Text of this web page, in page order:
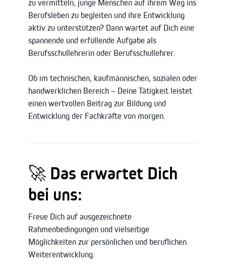
zu vermitteln, junge Menschen auf ihrem Weg ins
Berufsleben zu begleiten und ihre Entwicklung
aktiv zu unterstützen? Dann wartet auf Dich eine
spannende und erfüllende Aufgabe als
Berufsschullehrerin oder Berufsschullehrer.
Ob im technischen, kaufmännischen, sozialen oder
handwerklichen Bereich – Deine Tätigkeit leistet
einen wertvollen Beitrag zur Bildung und
Entwicklung der Fachkräfte von morgen.
🚀 Das erwartet Dich
bei uns:
Freue Dich auf ausgezeichnete
Rahmenbedingungen und vielseitige
Möglichkeiten zur persönlichen und beruflichen
Weiterentwicklung: